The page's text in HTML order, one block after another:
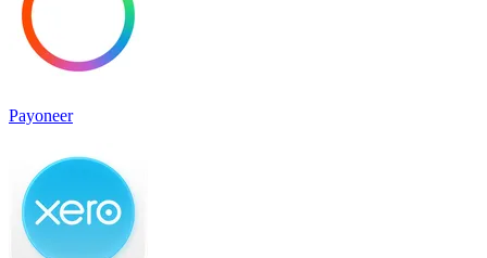
Payoneer